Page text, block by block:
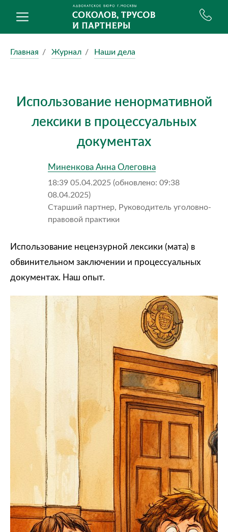
Главная Журнал Наши дела
Использование ненормативной
лексики в процессуальных
документах
Миненкова Анна Олеговна
18:39 05.04.2025 (обновлено: 09:38
08.04.2025)
Старший партнер, Руководитель уголовно-
правовой практики
Использование нецензурной лексики (мата) в
обвинительном заключении и процессуальных
документах. Наш опыт.